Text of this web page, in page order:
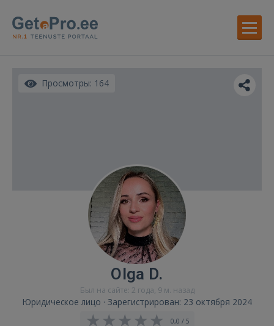
Просмотры: 164
Olga D.
Был на сайте: 2 года, 9 м. назад
Юридическое лицо · Зарегистрирован: 23 октября 2024
0,0 / 5